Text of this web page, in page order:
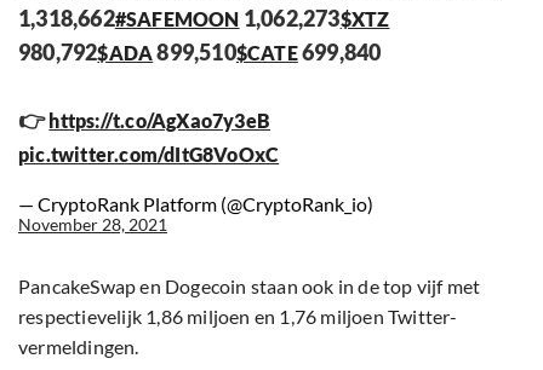
1,318,662#SAFEMOON 1,062,273$XTZ
980,792$ADA899,510$CATE699,840
👉 https://t.co/AgXao7y3eB
pic.twitter.com/dItG8VoOxC
— CryptoRank Platform (@CryptoRank_io)
November 28, 2021
PancakeSwap en Dogecoin staan ook in de top vijf met
respectievelijk 1,86 miljoen en 1,76 miljoen Twitter-
vermeldingen.